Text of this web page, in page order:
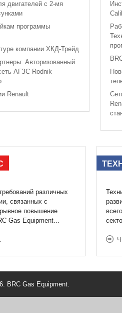
двигателей с 2-мя
программы
компании ХКД-Трейд
Авторизованный
АГЗС Rodnik
Renault
различных
связанных с
повышение
Gas Equipment...
BRC Gas Equipment.